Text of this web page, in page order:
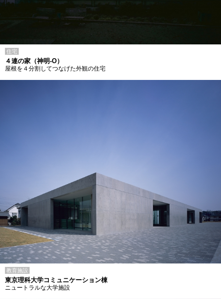
住宅
４連の家（神明-O）
屋根を４分割してつなげた外観の住宅
教育施設
東京理科大学コミュニケーション棟
ニュートラルな大学施設